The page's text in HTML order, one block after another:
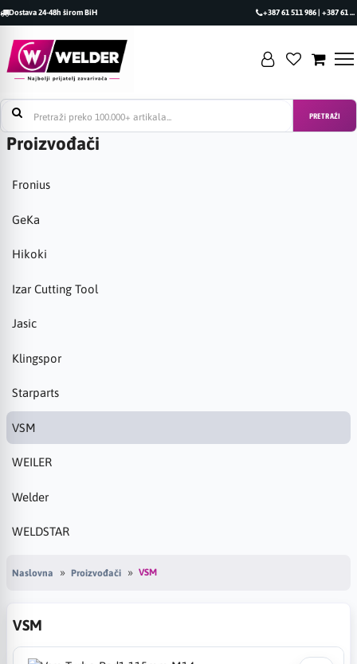
Dostava 24-48h širom BiH +387 61 511 986 | +387 61 493 470
PRETRAŽI
Proizvođači
Fronius
GeKa
Hikoki
Izar Cutting Tool
Jasic
Klingspor
Starparts
VSM
WEILER
Welder
WELDSTAR
Naslovna Proizvođači VSM
VSM